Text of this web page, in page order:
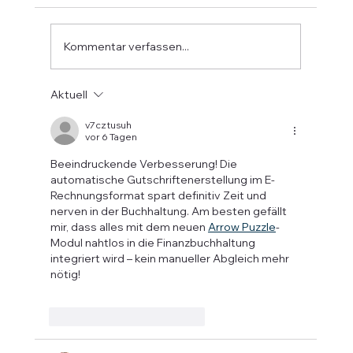
Gästesoftware ist mehr als digital – sie denkt
den gesamten Zahlungsprozess mit. Mit
Kommentar verfassen...
Aktuell
v7cztusuh
vor 6 Tagen
Beeindruckende Verbesserung! Die
automatische Gutschriftenerstellung im E-
Rechnungsformat spart definitiv Zeit und
nerven in der Buchhaltung. Am besten gefällt
mir, dass alles mit dem neuen Arrow Puzzle-
Modul nahtlos in die Finanzbuchhaltung
integriert wird – kein manueller Abgleich mehr
nötig!